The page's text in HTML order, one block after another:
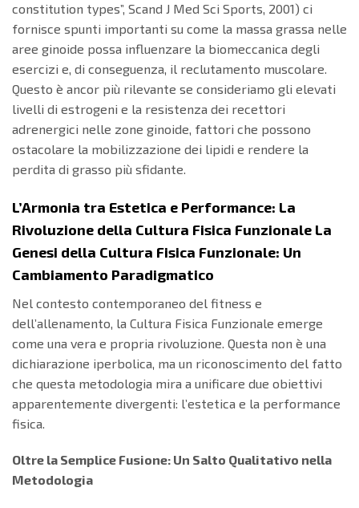
constitution types”, Scand J Med Sci Sports, 2001) ci
fornisce spunti importanti su come la massa grassa nelle
aree ginoide possa influenzare la biomeccanica degli
esercizi e, di conseguenza, il reclutamento muscolare.
Questo è ancor più rilevante se consideriamo gli elevati
livelli di estrogeni e la resistenza dei recettori
adrenergici nelle zone ginoide, fattori che possono
ostacolare la mobilizzazione dei lipidi e rendere la
perdita di grasso più sfidante.
L’Armonia tra Estetica e Performance: La
Rivoluzione della Cultura Fisica Funzionale La
Genesi della Cultura Fisica Funzionale: Un
Cambiamento Paradigmatico
Nel contesto contemporaneo del fitness e
dell’allenamento, la Cultura Fisica Funzionale emerge
come una vera e propria rivoluzione. Questa non è una
dichiarazione iperbolica, ma un riconoscimento del fatto
che questa metodologia mira a unificare due obiettivi
apparentemente divergenti: l’estetica e la performance
fisica.
Oltre la Semplice Fusione: Un Salto Qualitativo nella
Metodologia